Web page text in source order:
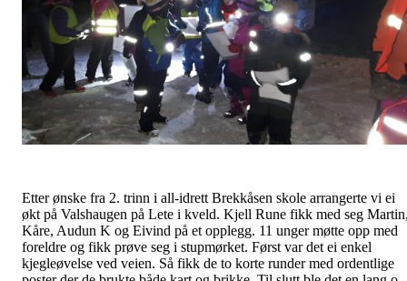
Etter ønske fra 2. trinn i all-idrett Brekkåsen skole arrangerte vi ei
økt på Valshaugen på Lete i kveld. Kjell Rune fikk med seg
Kåre, Audun K og Eivind på et opplegg. 11 unger møtte opp med
foreldre og fikk prøve seg i stupmørket. Først var det ei enkel
kjegleøvelse ved veien. Så fikk de to korte runder med ordentlige